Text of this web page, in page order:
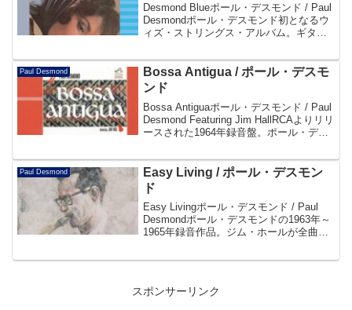
Desmond Blueポール・デスモンド / Paul
Desmondポール・デスモンド初となるウ
ィズ・ストリングス・アルバム。ギター
「My Funny Valentine」、「Body And
Sou...
Paul Desmond
Bossa Antigua / ポール・デスモ
ンド
Bossa Antiguaポール・デスモンド / Paul
Desmond Featuring Jim HallRCAよりリリ
ースされた1964年録音盤。ポール・デス
ノヴァ・ジャズの傑作。「The Nig...
Paul Desmond
Easy Living / ポール・デスモン
ド
Easy Livingポール・デスモンド / Paul
Desmondポール・デスモンドの1963年～
1965年録音作品。ジム・ホールが全曲で
スポンサーリンク